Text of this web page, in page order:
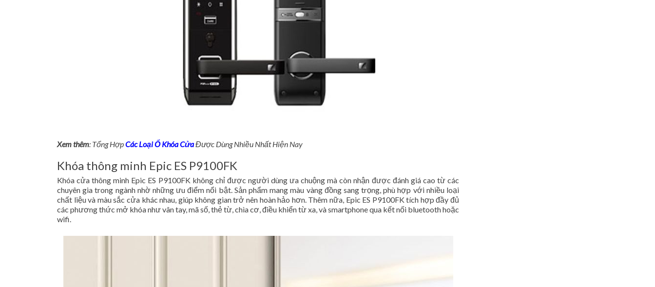
Xem thêm: Tổng HợpCác Loại Ổ Khóa CửaĐược Dùng Nhiều Nhất Hiện Nay
Khóa thông minh Epic ES P9100FK
Khóa cửa thông minh Epic ES P9100FK không chỉ được người dùng ưa chuộng mà còn nhận được đánh giá cao từ các
chuyên gia trong ngành nhờ những ưu điểm nổi bật. Sản phẩm mang màu vàng đồng sang trọng, phù hợp với nhiều loại
chất liệu và màu sắc cửa khác nhau, giúp không gian trở nên hoàn hảo hơn. Thêm nữa, Epic ES P9100FK tích hợp đầy đủ
các phương thức mở khóa như vân tay, mã số, thẻ từ, chìa cơ, điều khiển từ xa, và smartphone qua kết nối bluetooth hoặc
wifi.